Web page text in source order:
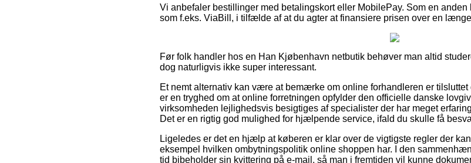
Vi anbefaler bestillinger med betalingskort eller MobilePay. Som en
som f.eks. ViaBill, i tilfælde af at du agter at finansiere prisen over en
Før folk handler hos en Han Kjøbenhavn netbutik behøver man altid
dog naturligvis ikke super interessant.
Et nemt alternativ kan være at bemærke om online forhandleren er
er en tryghed om at online forretningen opfylder den officielle danske
virksomheden lejlighedsvis besigtiges af specialister der har meget
Det er en rigtig god mulighed for hjælpende service, ifald du skulle få
Ligeledes er det en hjælp at køberen er klar over de vigtigste regler der
eksempel hvilken ombytningspolitik online shoppen har. I den
tid bibeholder sin kvittering på e-mail, så man i fremtiden vil kunne